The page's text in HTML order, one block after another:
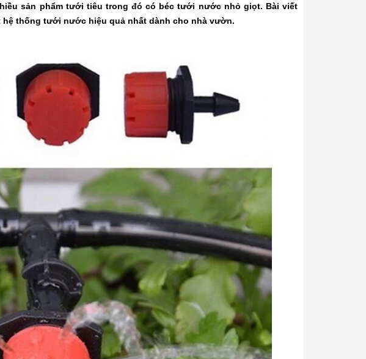
sản phẩm tưới tiêu trong đó có béc tưới nước nhỏ giọt. Bài viết
hệ thống tưới nước hiệu quả nhất dành cho nhà vườn.